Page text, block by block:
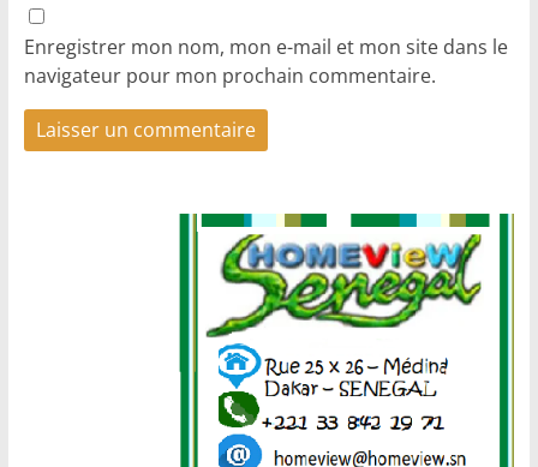
Enregistrer mon nom, mon e-mail et mon site dans le
navigateur pour mon prochain commentaire.